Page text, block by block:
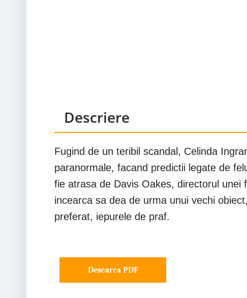
Descriere
Fugind de un teribil scandal, Celinda
paranormale, facand predictii legate de
fie atrasa de Davis Oakes, directorul unei
incearca sa dea de urma unui vechi
preferat, iepurele de praf.
Descarca PDF